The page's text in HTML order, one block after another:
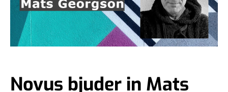
Novus bjuder in Mats